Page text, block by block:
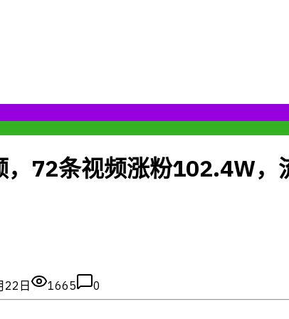
72条视频涨粉102.4W，
22日 1665 0